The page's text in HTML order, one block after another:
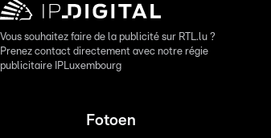
Vous souhaitez faire de la publicité sur RTL.lu ?
Prenez contact directement avec notre régie
publicitaire IPLuxembourg
Fotoen